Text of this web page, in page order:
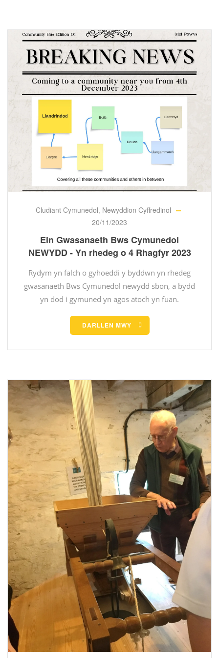
Cludiant Cymunedol, Newyddion Cyffredinol
20/11/2023
Ein Gwasanaeth Bws Cymunedol
NEWYDD - Yn rhedeg o 4 Rhagfyr 2023
Rydym yn falch o gyhoeddi y byddwn yn rhedeg
gwasanaeth Bws Cymunedol newydd sbon, a bydd
yn dod i gymuned yn agos atoch yn fuan.
DARLLEN MWY